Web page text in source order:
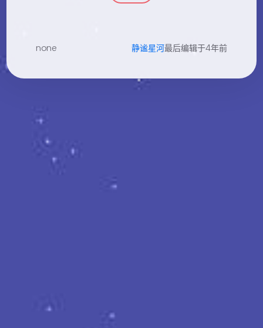
none 静谧星河最后编辑于4年前